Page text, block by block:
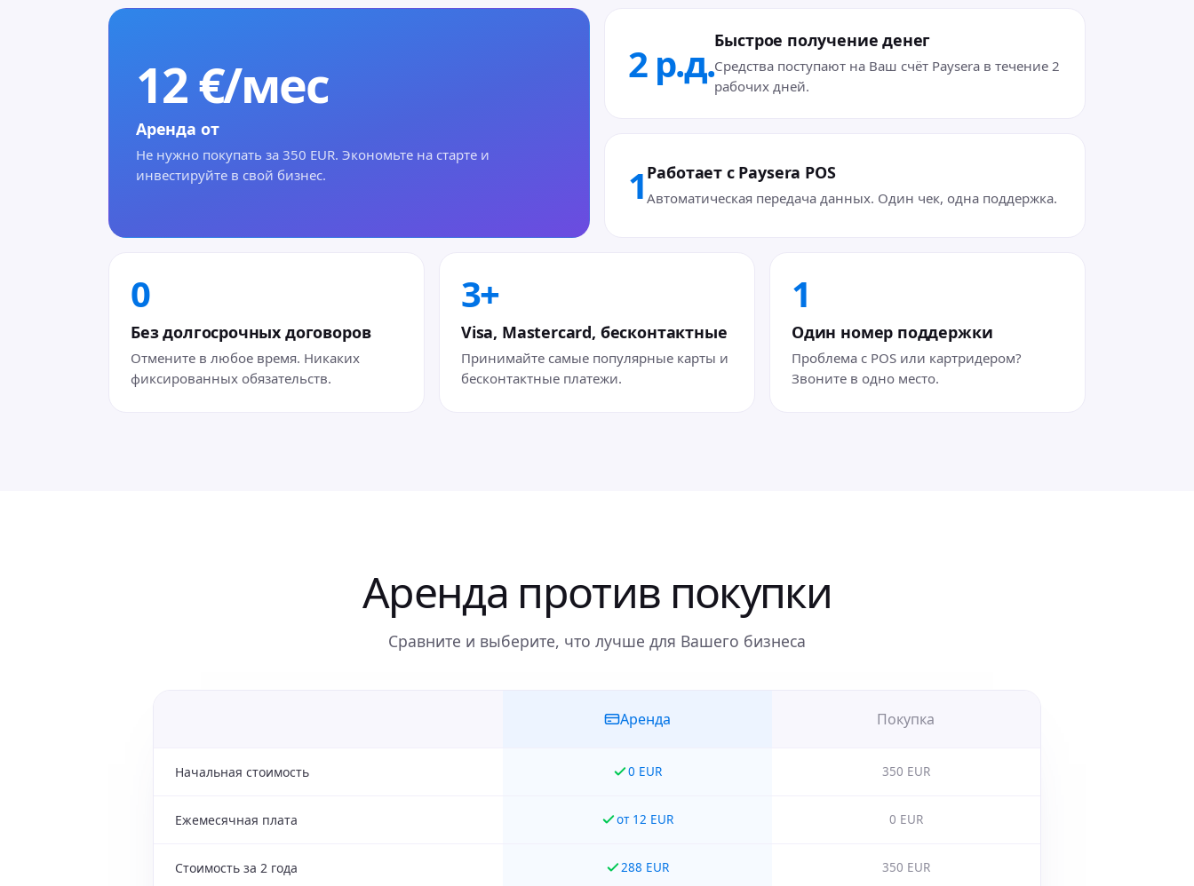
12 €/мес
Аренда от
Не нужно покупать за 350 EUR. Экономьте на старте и
инвестируйте в свой бизнес.
2 р.д.Быстрое получение денег
Средства поступают на Ваш счёт Paysera в течение 2
рабочих дней.
1 Работает с Paysera POS
Автоматическая передача данных. Один чек, одна поддержка.
0
Без долгосрочных договоров
Отмените в любое время. Никаких
фиксированных обязательств.
3+
Visa, Mastercard, бесконтактные
Принимайте самые популярные карты и
бесконтактные платежи.
1
Один номер поддержки
Проблема с POS или картридером?
Звоните в одно место.
Аренда против покупки
Сравните и выберите, что лучше для Вашего бизнеса
Аренда Покупка
Начальная стоимость 0 EUR 350 EUR
Ежемесячная плата от 12 EUR 0 EUR
Стоимость за 2 года 288 EUR 350 EUR